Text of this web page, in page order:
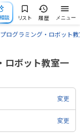
談 リスト 履歴 メニュー
ログラミング・ロボット
ロボット教室一
変更
変更